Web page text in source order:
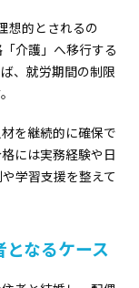
想的とされるの
介護」へ移行する
、就労期間の制限
を継続的に確保で
には実務経験や日
学習支援を整えて
なるケース